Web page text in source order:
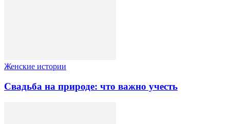
Женские истории
Свадьба на природе: что важно учесть